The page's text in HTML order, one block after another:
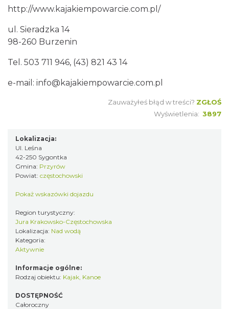
http://www.kajakiempowarcie.com.pl/
ul. Sieradzka 14
98-260 Burzenin
Tel. 503 711 946, (43) 821 43 14
e-mail: info@kajakiempowarcie.com.pl
Zauważyłeś błąd w treści? ZGŁOŚ
Wyświetlenia: 3897
Lokalizacja:
Ul. Leśna
42-250 Sygontka
Gmina: Przyrów
Powiat: częstochowski
Pokaż wskazówki dojazdu
Region turystyczny:
Jura Krakowsko-Częstochowska
Lokalizacja: Nad wodą
Kategoria:
Aktywnie
Informacje ogólne:
Rodzaj obiektu: Kajak, Kanoe
DOSTĘPNOŚĆ
Całoroczny